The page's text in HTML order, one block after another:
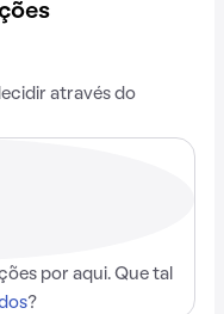
através do
por aqui. Que tal
?